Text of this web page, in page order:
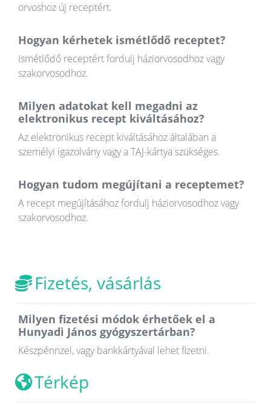
orvoshoz új receptért.
Hogyan kérhetek ismétlődő receptet?
Ismétlődő receptért fordulj háziorvosodhoz vagy
szakorvosodhoz.
Milyen adatokat kell megadni az
elektronikus recept kiváltásához?
Az elektronikus recept kiváltásához általában a
személyi igazolvány vagy a TAJ-kártya szükséges.
Hogyan tudom megújítani a receptemet?
A recept megújításához fordulj háziorvosodhoz vagy
szakorvosodhoz.
Fizetés, vásárlás
Milyen fizetési módok érhetőek el a
Hunyadi János gyógyszertárban?
Készpénnzel, vagy bankkártyával lehet fizetni.
Térkép